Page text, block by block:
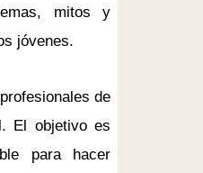
mitos y
jóvenes.
de
El objetivo es
para hacer